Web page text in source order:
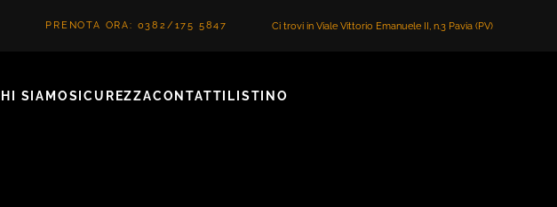
PRENOTA ORA: 0382/175 5847 Ci trovi in Viale Vittorio Emanuele II, n.3 Pavia (PV)
SIAMOSICUREZZACONTATTI LISTINO